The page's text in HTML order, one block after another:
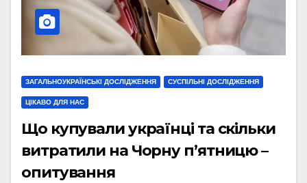
ЗАГАЛЬНОУКРАЇНСЬКІ ДОСЛІДЖЕННЯ СУСПІЛЬНІ ДОСЛІДЖЕННЯ
ЦІКАВО ДЛЯ НАС
Що купували українці та скільки
витратили на Чорну п’ятницю –
опитування